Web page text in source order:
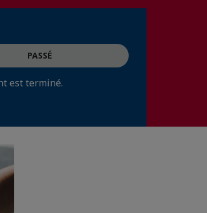
PASSÉ
est terminé.